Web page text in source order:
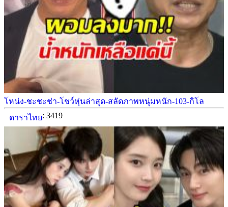
โหน่ง-ชะชะช่า-โชว์หุ่นล่าสุด-สลัดภาพหนุ่มหนัก-103-กิโล
ดาราไทย: 3419